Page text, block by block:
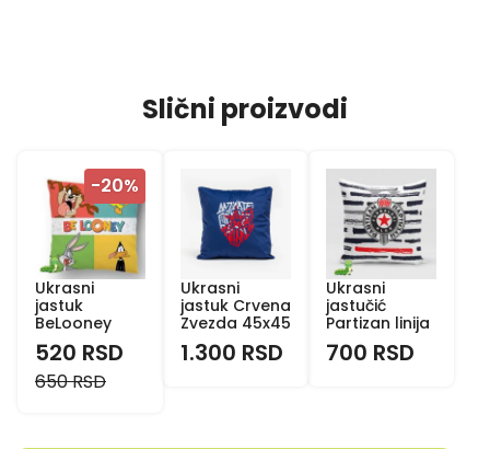
Slični proizvodi
Ukrasni
jastuk
BeLooney
-20%
520 RSD
650 RSD
Ukrasni
jastuk Crvena
Zvezda 45x45
1.300 RSD
Ukrasni
jastučić
Partizan linija
700 RSD